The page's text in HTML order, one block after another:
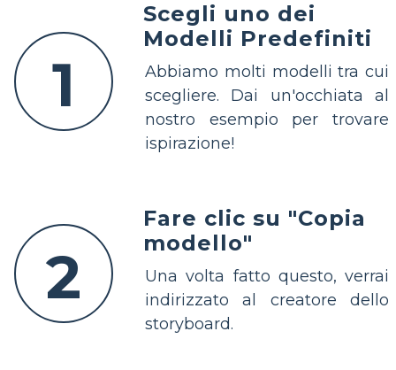
1
Scegli uno dei
Modelli Predefiniti
Abbiamo molti modelli tra cui
scegliere. Dai un'occhiata al
nostro esempio per trovare
ispirazione!
2
Fare clic su "Copia
modello"
Una volta fatto questo, verrai
indirizzato al creatore dello
storyboard.